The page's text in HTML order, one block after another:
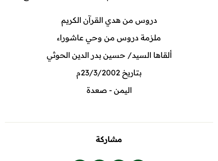
دروس من هدي القرآن الكريم
ملزمة دروس من وحي عاشوراء
ألقاها السيد/ حسين بدر الدين الحوثي
بتاريخ 23/3/2002م
اليمن - صعدة
مشاركة